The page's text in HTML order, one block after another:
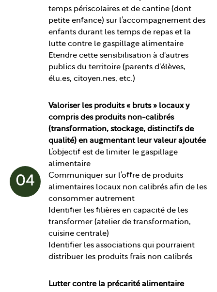
temps périscolaires et de cantine (dont
petite enfance) sur l’accompagnement des
enfants durant les temps de repas et la
lutte contre le gaspillage alimentaire
Etendre cette sensibilisation à d'autres
publics du territoire (parents d'élèves,
élu.es, citoyen.nes, etc.)
04
Valoriser les produits « bruts » locaux y
compris des produits non-calibrés
(transformation, stockage, distinctifs de
qualité) en augmentant leur valeur ajoutée
L’objectif est de limiter le gaspillage
alimentaire
Communiquer sur l’offre de produits
alimentaires locaux non calibrés afin de les
consommer autrement
Identifier les filières en capacité de les
transformer (atelier de transformation,
cuisine centrale)
Identifier les associations qui pourraient
distribuer les produits frais non calibrés
Lutter contre la précarité alimentaire